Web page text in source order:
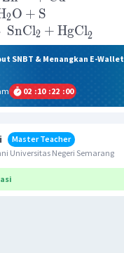
2O + S
SnCl2 + HgCl2
SNBT & Menangkan E-Wallet
02 :10 :22 :00
Master Teacher
Universitas Negeri Semarang